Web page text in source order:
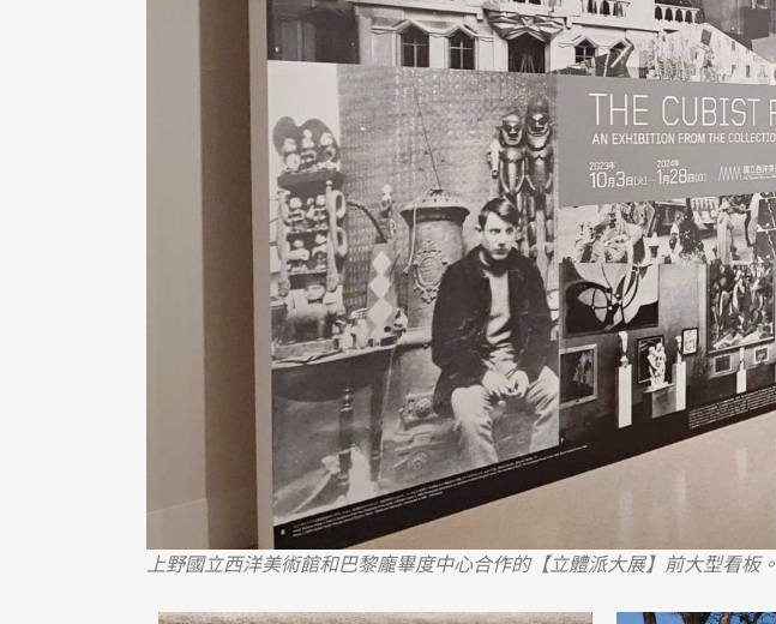
上野國立西洋美術館和巴黎龐畢度中心合作的【立體派大展】前大型看板。